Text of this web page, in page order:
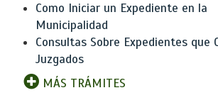
Como Iniciar un Expediente en la
Municipalidad
Consultas Sobre Expedientes que
Juzgados
MÁS TRÁMITES